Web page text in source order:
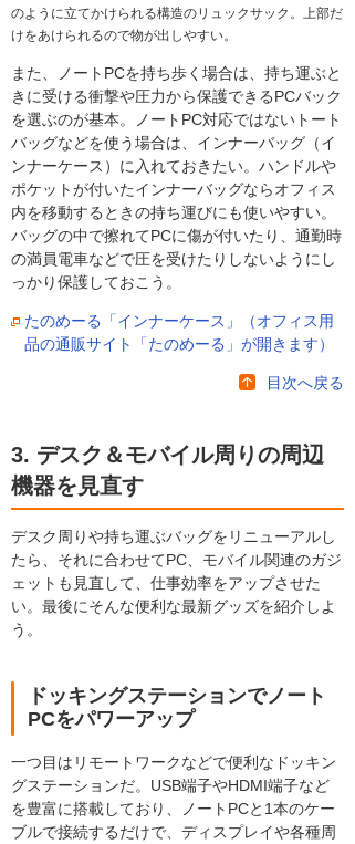
のように立てかけられる構造のリュックサック。上部だ
けをあけられるので物が出しやすい。
また、ノートPCを持ち歩く場合は、持ち運ぶと
きに受ける衝撃や圧力から保護できるPCバック
を選ぶのが基本。ノートPC対応ではないトート
バッグなどを使う場合は、インナーバッグ（イ
ンナーケース）に入れておきたい。ハンドルや
ポケットが付いたインナーバッグならオフィス
内を移動するときの持ち運びにも使いやすい。
バッグの中で擦れてPCに傷が付いたり、通勤時
の満員電車などで圧を受けたりしないようにし
っかり保護しておこう。
たのめーる「インナーケース」（オフィス用
品の通販サイト「たのめーる」が開きます）
目次へ戻る
3. デスク＆モバイル周りの周辺
機器を見直す
デスク周りや持ち運ぶバッグをリニューアルし
たら、それに合わせてPC、モバイル関連のガジ
ェットも見直して、仕事効率をアップさせた
い。最後にそんな便利な最新グッズを紹介しよ
う。
ドッキングステーションでノート
PCをパワーアップ
一つ目はリモートワークなどで便利なドッキン
グステーションだ。USB端子やHDMI端子など
を豊富に搭載しており、ノートPCと1本のケー
ブルで接続するだけで、ディスプレイや各種周